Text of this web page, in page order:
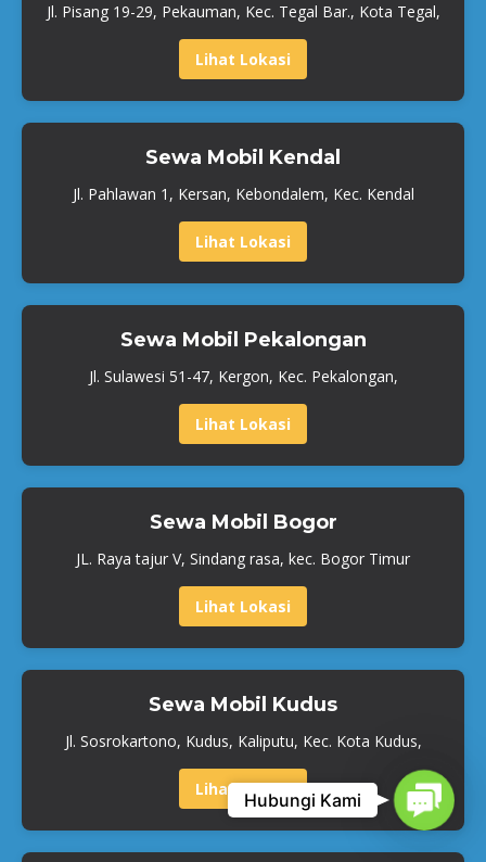
Jl. Pisang 19-29, Pekauman, Kec. Tegal Bar., Kota Tegal,
Lihat Lokasi
Sewa Mobil Kendal
Jl. Pahlawan 1, Kersan, Kebondalem, Kec. Kendal
Lihat Lokasi
Sewa Mobil Pekalongan
Jl. Sulawesi 51-47, Kergon, Kec. Pekalongan,
Lihat Lokasi
Sewa Mobil Bogor
JL. Raya tajur V, Sindang rasa, kec. Bogor Timur
Lihat Lokasi
Sewa Mobil Kudus
Jl. Sosrokartono, Kudus, Kaliputu, Kec. Kota Kudus,
Lihat Lokasi
Hubungi Kami